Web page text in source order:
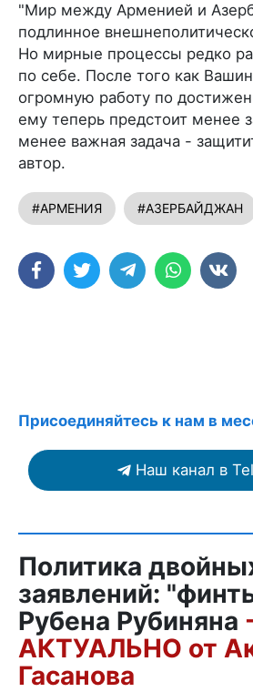
"Мир между Арменией и
подлинное
Но мирные процессы редко
по себе. После того как
огромную работу по
ему теперь предстоит менее
менее важная задача -
автор.
#АРМЕНИЯ #АЗЕРБАЙДЖАН
Присоединяйтесь к нам в
Наш канал в
Политика
заявлений:
Рубена Рубиняна
АКТУАЛЬНО от
Гасанова